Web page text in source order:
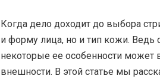
Когда дело доходит до выбора
и форму лица, но и тип кожи. Ведь
некоторые ее особенности
внешности. В этой статье мы